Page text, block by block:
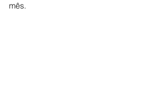
mês.